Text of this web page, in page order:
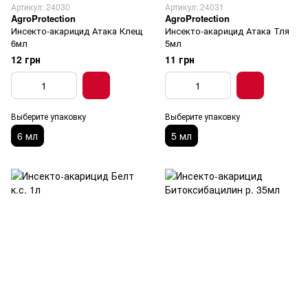
Артикул: 24030
AgroProtection
Инсекто-акарицид Атака Клещ
6мл
12 грн
Выберите упаковку
6 мл
Артикул: 24031
AgroProtection
Инсекто-акарицид Атака Тля
5мл
11 грн
Выберите упаковку
5 мл